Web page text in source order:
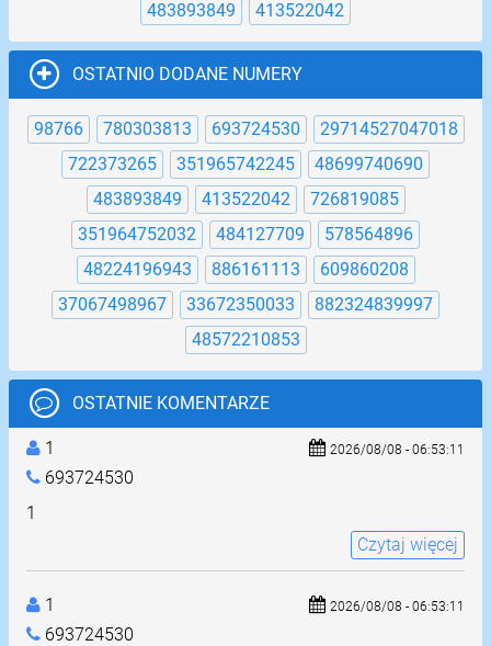
483893849
413522042
OSTATNIO DODANE NUMERY
98766 780303813 693724530
29714527047018
722373265
351965742245
48699740690
483893849
413522042
726819085
351964752032
484127709
578564896
48224196943
886161113
609860208
37067498967
33672350033
882324839997
48572210853
OSTATNIE KOMENTARZE
1
693724530
2026/08/08 - 06:53:11
1
Czytaj więcej
1
693724530
2026/08/08 - 06:53:11